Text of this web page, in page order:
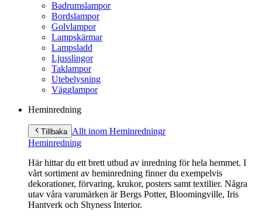
Badrumslampor
Bordslampor
Golvlampor
Lampskärmar
Lampsladd
Ljusslingor
Taklampor
Utebelysning
Vägglampor
Heminredning
Tillbaka Allt inom Heminredningr
Heminredning
Här hittar du ett brett utbud av inredning för hela hemmet. I
vårt sortiment av heminredning finner du exempelvis
dekorationer, förvaring, krukor, posters samt textilier. Några
utav våra varumärken är Bergs Potter, Bloomingville, Iris
Hantverk och Shyness Interior.